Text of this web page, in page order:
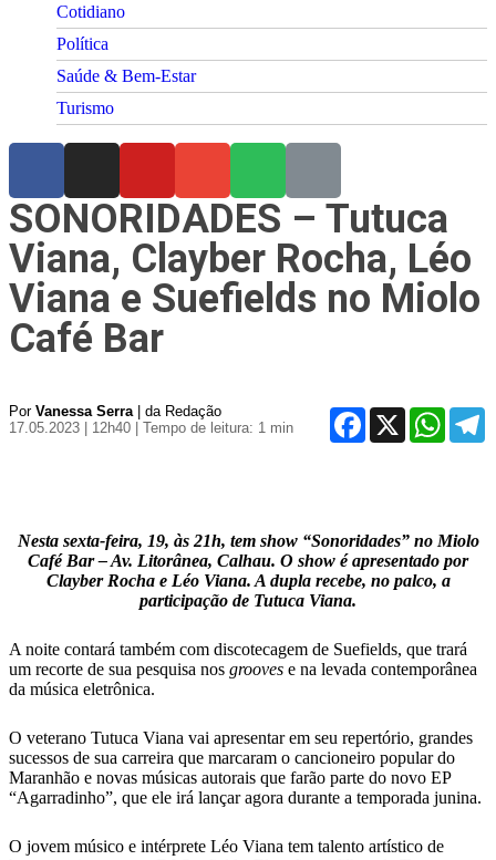
Cotidiano
Política
Saúde & Bem-Estar
Turismo
SONORIDADES – Tutuca
Viana, Clayber Rocha, Léo
Viana e Suefields no Miolo
Café Bar
Por Vanessa Serra| da Redação
17.05.2023 | 12h40
| Tempo de leitura: 1 min
Facebook
X
Nesta sexta-feira, 19, às 21h, tem show “Sonoridades” no Miolo
Café Bar – Av. Litorânea, Calhau. O show é apresentado por
Clayber Rocha e Léo Viana. A dupla recebe, no palco, a
participação de Tutuca Viana.
A noite contará também com discotecagem de Suefields, que trará
um recorte de sua pesquisa nos grooves e na levada contemporânea
da música eletrônica.
O veterano Tutuca Viana vai apresentar em seu repertório, grandes
sucessos de sua carreira que marcaram o cancioneiro popular do
Maranhão e novas músicas autorais que farão parte do novo EP
“Agarradinho”, que ele irá lançar agora durante a temporada junina.
O jovem músico e intérprete Léo Viana tem talento artístico de